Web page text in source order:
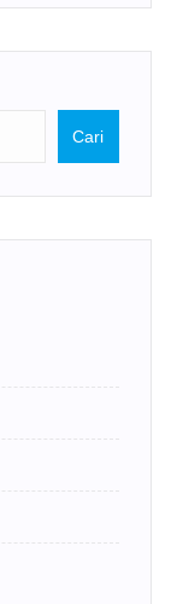
Cari